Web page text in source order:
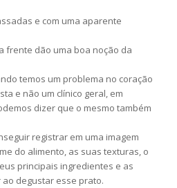
e com uma aparente
frente dão uma boa noção da
temos um problema no coração
e não um clínico geral, em
dizer que o mesmo também
registrar em uma imagem
do alimento, as suas texturas, o
principais ingredientes e as
degustar esse prato.